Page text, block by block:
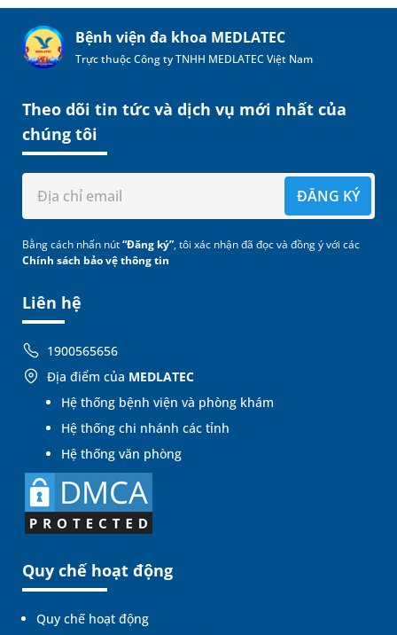
Bệnh viện đa khoa MEDLATEC
Trực thuộc Công ty TNHH MEDLATEC Việt Nam
Liên hệ
1900565656
Địa điểm của MEDLATEC
Hệ thống bệnh viện và phòng khám
Hệ thống chi nhánh các tỉnh
Hệ thống văn phòng
Quy chế hoạt động
Quy chế hoạt động
Theo dõi tin tức và dịch vụ mới nhất của
chúng tôi
ĐĂNG KÝ
Bằng cách nhấn nút“Đăng ký”, tôi xác nhận đã đọc và đồng ý với các
Chính sách bảo vệ thông tin